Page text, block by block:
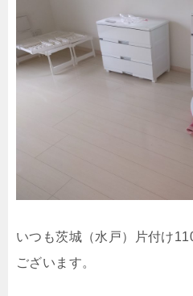
いつも茨城（水戸）片付け
ございます。